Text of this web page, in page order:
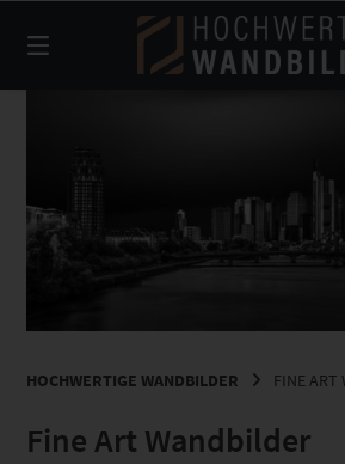
zum
Inhalt
HOCHWERTIGE WANDBILDER FINE ART
Fine Art Wandbilder